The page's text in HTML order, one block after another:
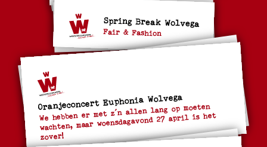
Spring Break Wolvega
Fair & Fashion
Oranjeconcert Euphonia Wolvega
We hebben er met z´n allen lang op moeten
wachten, maar woensdagavond 27 april is het
zover!